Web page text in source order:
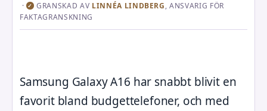
· ✓ GRANSKAD AV LINNÉA LINDBERG, ANSVARIG FÖR
FAKTAGRANSKNING
Samsung Galaxy A16 har snabbt blivit en
favorit bland budgettelefoner, och med